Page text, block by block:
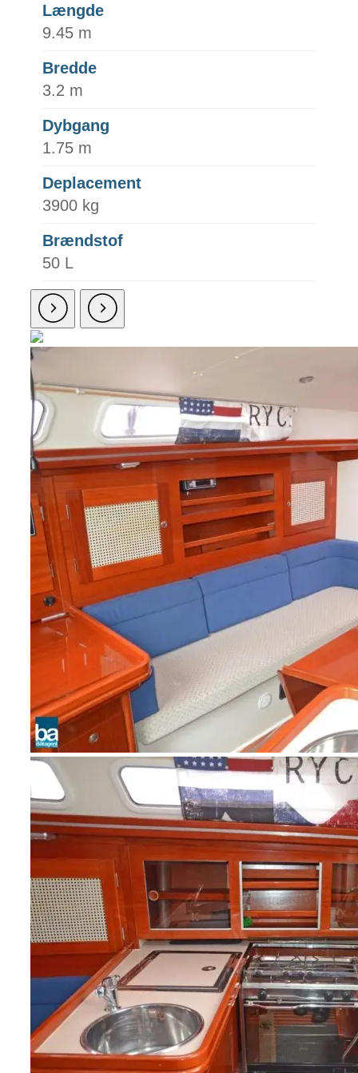
Længde
9.45 m
Bredde
3.2 m
Dybgang
1.75 m
Deplacement
3900 kg
Brændstof
50 L